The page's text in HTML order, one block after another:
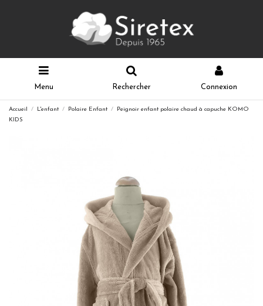
Menu Rechercher Connexion
Accueil L'enfant Polaire Enfant
Peignoir enfant polaire chaud à capuche KOMO
KIDS